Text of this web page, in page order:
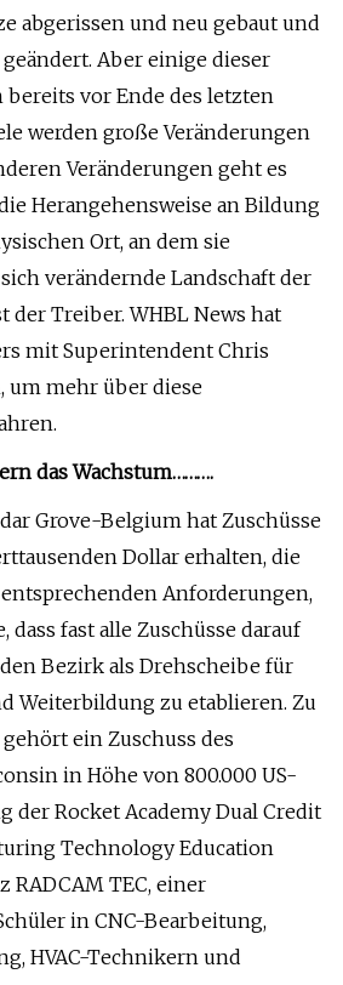
abgerissen und neu gebaut und
Aber einige dieser
vor Ende des letzten
werden große Veränderungen
Veränderungen geht es
Herangehensweise an Bildung
Ort, an dem sie
verändernde Landschaft der
der Treiber. WHBL News hat
mit Superintendent Chris
um mehr über diese
das Wachstum……….
Grove-Belgium hat Zuschüsse
Dollar erhalten, die
Anforderungen,
dass fast alle Zuschüsse darauf
Bezirk als Drehscheibe für
Weiterbildung zu etablieren. Zu
ein Zuschuss des
in Höhe von 800.000 US-
der Rocket Academy Dual Credit
Technology Education
RADCAM TEC, einer
in CNC-Bearbeitung,
HVAC-Technikern und